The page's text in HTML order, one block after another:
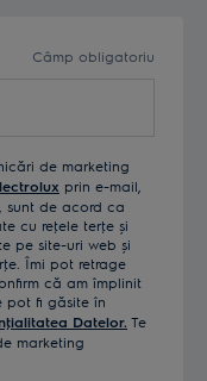
Câmp obligatoriu
de marketing
prin e-mail,
sunt de acord ca
cu reţele terţe și
pe site-uri web și
Îmi pot retrage
că am împlinit
pot fi găsite în
Datelor. Te
marketing